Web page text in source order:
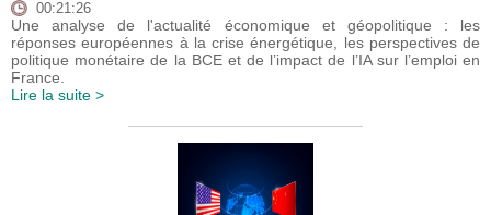
00:21:26
Une analyse de l'actualité économique et géopolitique : les
réponses européennes à la crise énergétique, les perspectives de
politique monétaire de la BCE et de l’impact de l’IA sur l’emploi en
France.
Lire la suite >